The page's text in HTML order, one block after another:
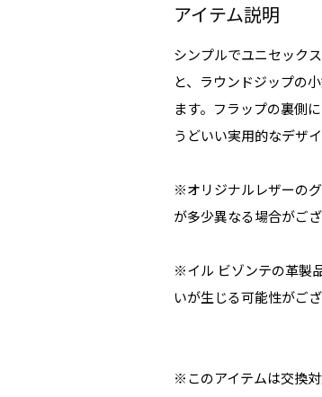
アイテム説明
シンプルでユニセック
と、ラウンドジップの
ます。フラップの裏側
うどいい実用的なデザ
※オリジナルレザーの
が多少異なる場合がご
※イル ビゾンテの革製
いが生じる可能性がご
※このアイテムは交換